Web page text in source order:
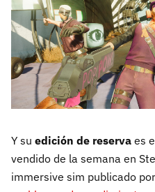
Y su edición de reserva es
vendido de la semana en
immersive sim publicado